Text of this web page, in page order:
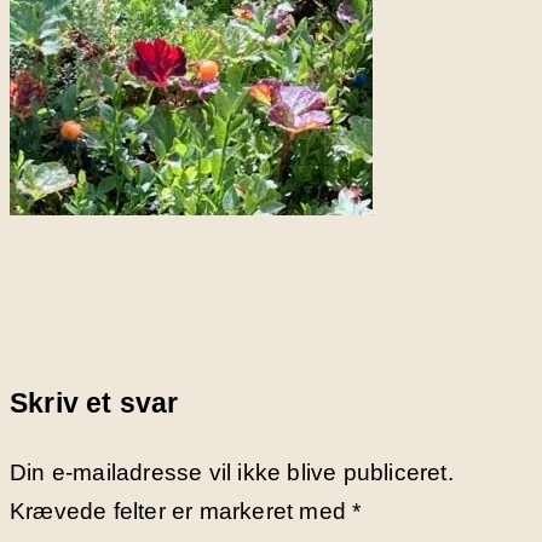
Skriv et svar
Din e-mailadresse vil ikke blive publiceret.
Krævede felter er markeret med*